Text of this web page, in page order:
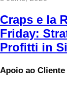
Craps e la
Friday:
Profitti in
Apoio ao Cliente